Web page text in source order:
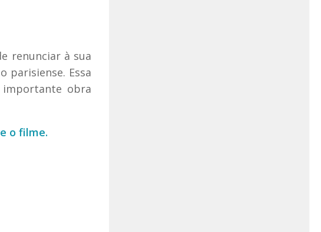
renunciar à sua
parisiense. Essa
importante obra
o filme.